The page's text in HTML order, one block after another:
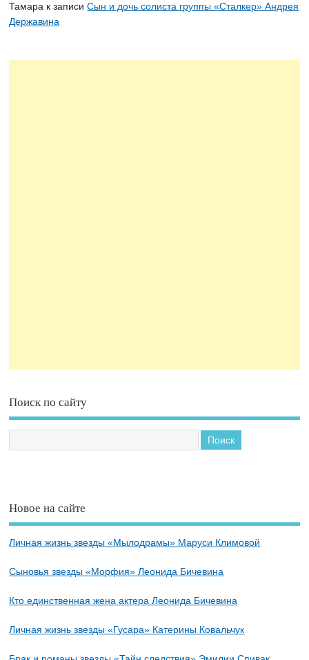
Тамара к записиСын и дочь солиста группы «Сталкер» Андрея
Державина
Поиск по сайту
Новое на сайте
Личная жизнь звезды «Мылодрамы» Маруси Климовой
Сыновья звезды «Морфия» Леонида Бичевина
Кто единственная жена актера Леонида Бичевина
Личная жизнь звезды «Гусара» Катерины Ковальчук